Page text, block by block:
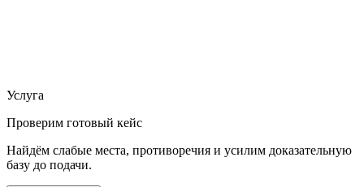
Услуга
Проверим готовый кейс
Найдём слабые места, противоречия и усилим доказательную
базу до подачи.